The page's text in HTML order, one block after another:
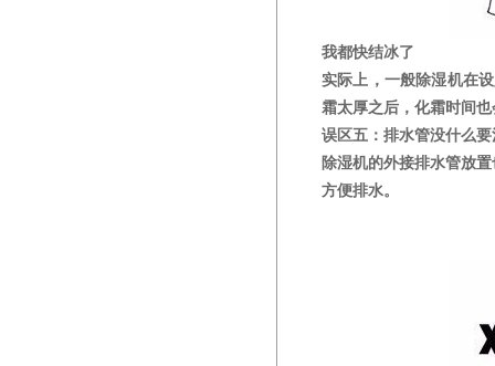
我都快结冰了
实际上，一般除湿机在
霜太厚之后，化霜时间
误区五：排水管没什么
除湿机的外接排水管放
方便排水。